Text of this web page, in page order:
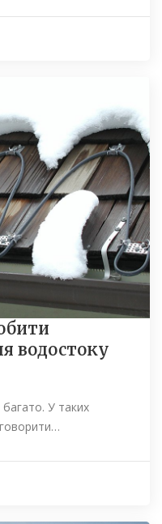
водостоку
У таких